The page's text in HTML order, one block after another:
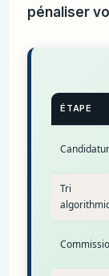
pénaliser
ÉTAPE
Tri